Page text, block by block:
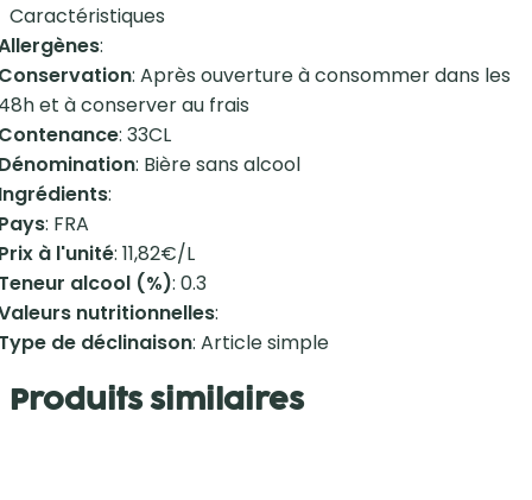
Caractéristiques
:
: Après ouverture à consommer dans les
et à conserver au frais
: 33CL
: Bière sans alcool
:
: FRA
à l'unité: 11,82€/L
alcool (%): 0.3
nutritionnelles:
de déclinaison: Article simple
Produits similaires